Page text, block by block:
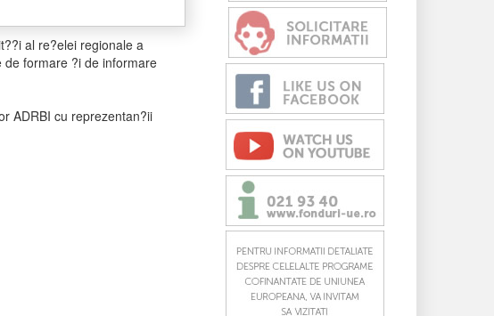
al re?elei regionale a
formare ?i de informare
ADRBI cu reprezentan?ii